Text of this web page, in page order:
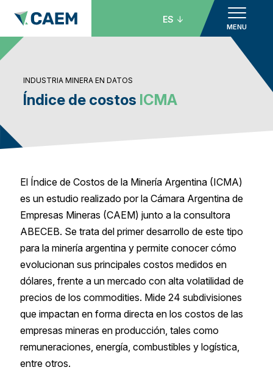
MENU
ES
INDUSTRIA MINERA EN DATOS
Índice de costos ICMA
El Índice de Costos de la Minería Argentina (ICMA)
es un estudio realizado por la Cámara Argentina de
Empresas Mineras (CAEM) junto a la consultora
ABECEB. Se trata del primer desarrollo de este tipo
para la minería argentina y permite conocer cómo
evolucionan sus principales costos medidos en
dólares, frente a un mercado con alta volatilidad de
precios de los commodities. Mide 24 subdivisiones
que impactan en forma directa en los costos de las
empresas mineras en producción, tales como
remuneraciones, energía, combustibles y logística,
entre otros.